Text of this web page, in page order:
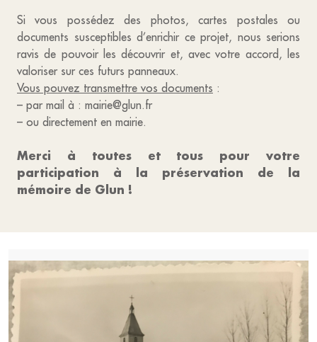
Si vous possédez des photos, cartes postales ou
documents susceptibles d’enrichir ce projet, nous serions
ravis de pouvoir les découvrir et, avec votre accord, les
valoriser sur ces futurs panneaux.
Vous pouvez transmettre vos documents :
– par mail à : mairie@glun.fr
– ou directement en mairie.
Merci à toutes et tous pour votre
participation à la préservation de la
mémoire de Glun !